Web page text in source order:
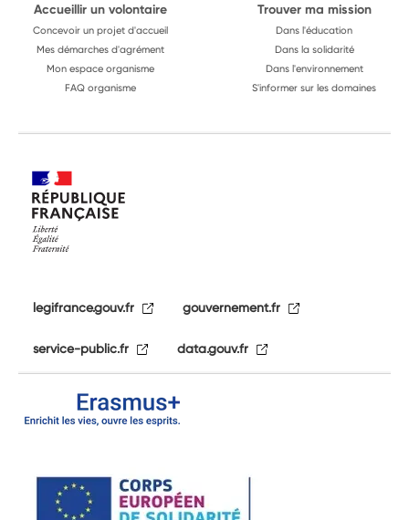
Accueillir un volontaire
Concevoir un projet d'accueil
Mes démarches d'agrément
Mon espace organisme
FAQ organisme
Trouver ma mission
Dans l'éducation
Dans la solidarité
Dans l'environnement
S'informer sur les domaines
legifrance.gouv.fr gouvernement.fr
service-public.fr data.gouv.fr